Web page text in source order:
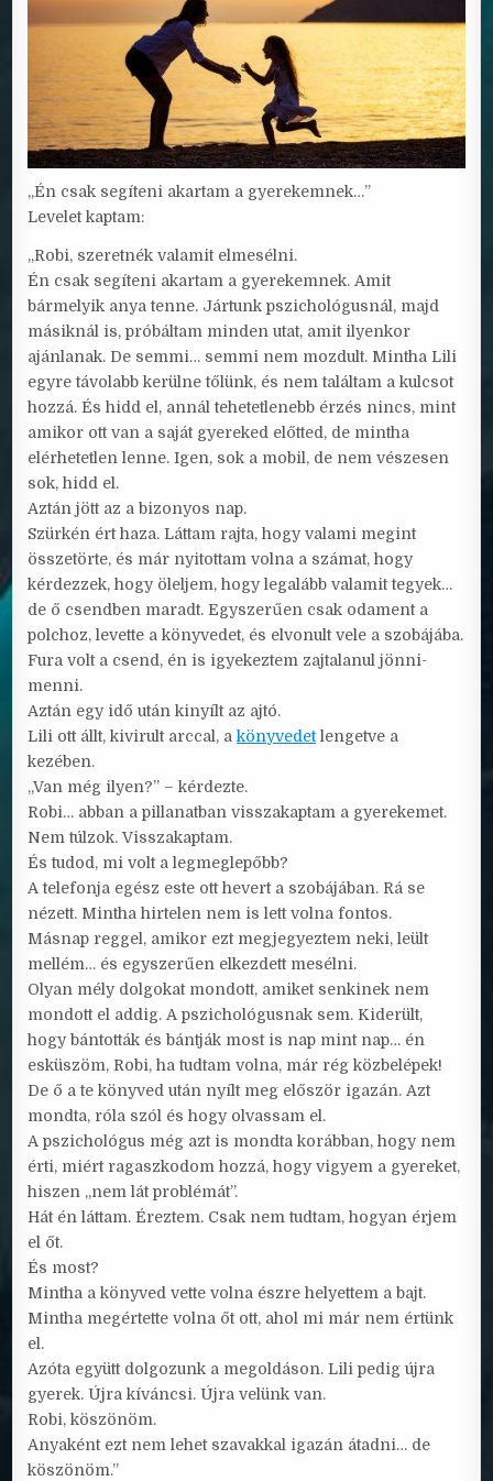
„Én csak segíteni akartam a gyerekemnek…”
Levelet kaptam:
„Robi, szeretnék valamit elmesélni.
Én csak segíteni akartam a gyerekemnek. Amit
bármelyik anya tenne. Jártunk pszichológusnál, majd
másiknál is, próbáltam minden utat, amit ilyenkor
ajánlanak. De semmi… semmi nem mozdult. Mintha Lili
egyre távolabb kerülne tőlünk, és nem találtam a kulcsot
hozzá. És hidd el, annál tehetetlenebb érzés nincs, mint
amikor ott van a saját gyereked előtted, de mintha
elérhetetlen lenne. Igen, sok a mobil, de nem vészesen
sok, hidd el.
Aztán jött az a bizonyos nap.
Szürkén ért haza. Láttam rajta, hogy valami megint
összetörte, és már nyitottam volna a számat, hogy
kérdezzek, hogy öleljem, hogy legalább valamit tegyek…
de ő csendben maradt. Egyszerűen csak odament a
polchoz, levette a könyvedet, és elvonult vele a szobájába.
Fura volt a csend, én is igyekeztem zajtalanul jönni-
menni.
Aztán egy idő után kinyílt az ajtó.
Lili ott állt, kivirult arccal, akönyvedetlengetve a
kezében.
„Van még ilyen?” – kérdezte.
Robi… abban a pillanatban visszakaptam a gyerekemet.
Nem túlzok. Visszakaptam.
És tudod, mi volt a legmeglepőbb?
A telefonja egész este ott hevert a szobájában. Rá se
nézett. Mintha hirtelen nem is lett volna fontos.
Másnap reggel, amikor ezt megjegyeztem neki, leült
mellém… és egyszerűen elkezdett mesélni.
Olyan mély dolgokat mondott, amiket senkinek nem
mondott el addig. A pszichológusnak sem. Kiderült,
hogy bántották és bántják most is nap mint nap… én
esküszöm, Robi, ha tudtam volna, már rég közbelépek!
De ő a te könyved után nyílt meg először igazán. Azt
mondta, róla szól és hogy olvassam el.
A pszichológus még azt is mondta korábban, hogy nem
érti, miért ragaszkodom hozzá, hogy vigyem a gyereket,
hiszen „nem lát problémát”.
Hát én láttam. Éreztem. Csak nem tudtam, hogyan érjem
el őt.
És most?
Mintha a könyved vette volna észre helyettem a bajt.
Mintha megértette volna őt ott, ahol mi már nem értünk
el.
Azóta együtt dolgozunk a megoldáson. Lili pedig újra
gyerek. Újra kíváncsi. Újra velünk van.
Robi, köszönöm.
Anyaként ezt nem lehet szavakkal igazán átadni… de
köszönöm.”